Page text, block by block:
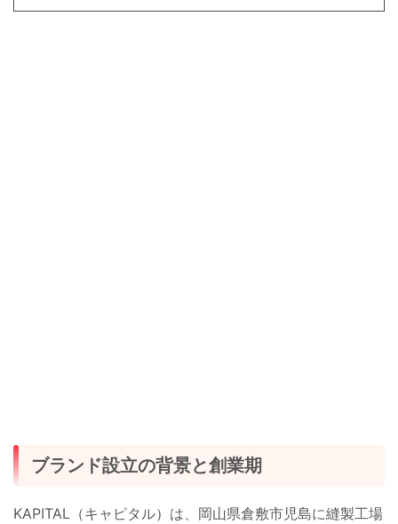
ブランド設立の背景と創業期
KAPITAL（キャピタル）は、岡山県倉敷市児島に縫製工場